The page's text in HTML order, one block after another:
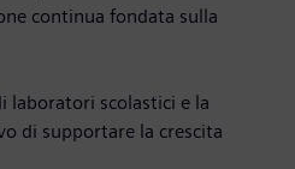
continua fondata sulla
laboratori scolastici e la
di supportare la crescita